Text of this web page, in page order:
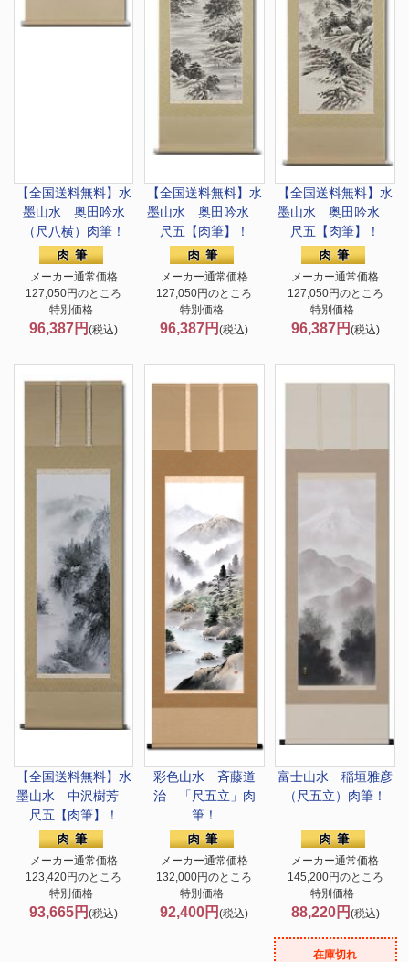
【全国送料無料】 水
墨山水 奥田吟水
（尺八横）肉筆！
メーカー通常価格
127,050円のところ
特別価格
96,387円(税込)
【全国送料無料】 水
墨山水 奥田吟水
尺五【肉筆】！
メーカー通常価格
127,050円のところ
特別価格
96,387円(税込)
【全国送料無料】水
墨山水 奥田吟水
尺五【肉筆】！
メーカー通常価格
127,050円のところ
特別価格
96,387円 (税込)
【全国送料無料】 水
墨山水 中沢樹芳
尺五【肉筆】！
メーカー通常価格
123,420円のところ
特別価格
93,665円(税込)
彩色山水 斉藤道
治 「尺五立」肉
筆！
メーカー通常価格
132,000円のところ
特別価格
92,400円(税込)
富士山水 稲垣雅彦
（尺五立）肉筆！
メーカー通常価格
145,200円のところ
特別価格
88,220円 (税込)
在庫切れ